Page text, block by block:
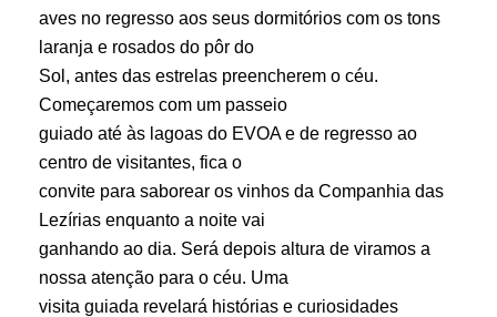
aves no regresso aos seus dormitórios com os tons
laranja e rosados do pôr do
Sol, antes das estrelas preencherem o céu.
Começaremos com um passeio
guiado até às lagoas do EVOA e de regresso ao
centro de visitantes, fica o
convite para saborear os vinhos da Companhia das
Lezírias enquanto a noite vai
ganhando ao dia. Será depois altura de viramos a
nossa atenção para o céu. Uma
visita guiada revelará histórias e curiosidades